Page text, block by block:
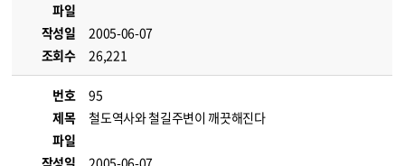
파일
작성일
2005-06-07
조회수
26,221
번호
95
제목
철도역사와 철길주변이 깨끗해진다
파일
작성일
2005-06-07